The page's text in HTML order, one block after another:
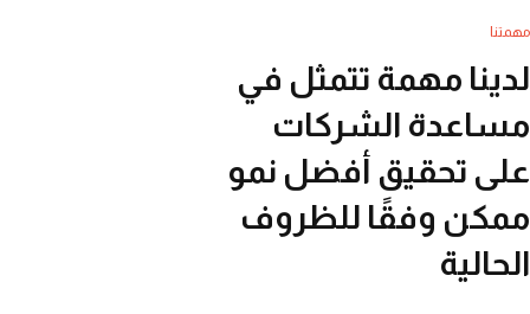
مهمتنا
لدينا مهمة تتمثل في
مساعدة الشركات
على تحقيق أفضل نمو
ممكن وفقًا للظروف
الحالية